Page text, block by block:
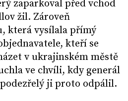
zaparkoval před vchod
žil. Zároveň
která vysílala přímý
kteří se
v ukrajinském městě
ve chvíli, kdy generál
ji proto odpálil.